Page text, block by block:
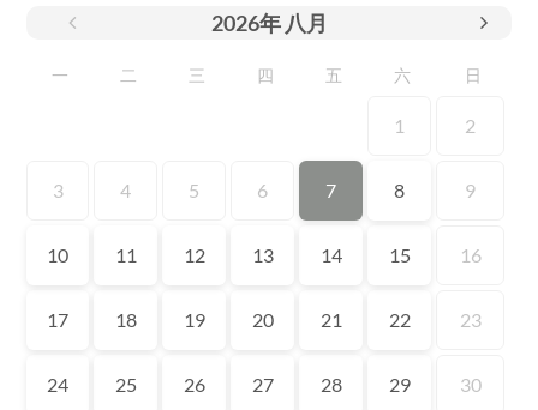
2026年 八月
一 二 三 四 五 六 日
1 2
3 4 5 6 7 8 9
10 11 12 13 14 15 16
17 18 19 20 21 22 23
24 25 26 27 28 29 30